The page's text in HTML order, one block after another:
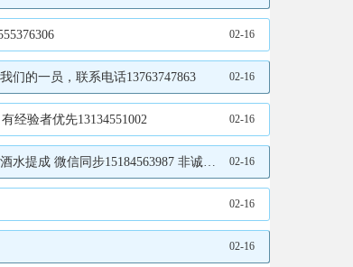
02-16
们的一员，联系电话13763747863 02-16
经验者优先13134551002 02-16
成 微信同步15184563987 非诚勿扰 02-16
02-16
02-16